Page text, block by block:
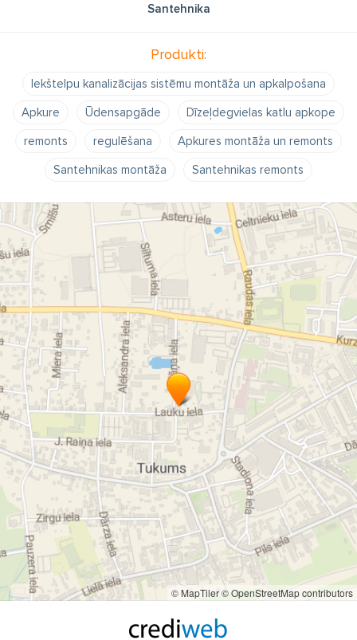
Santehnika
Produkti:
Iekštelpu kanalizācijas sistēmu montāža un apkalpošana
Apkure
Ūdensapgāde
Dīzeļdegvielas katlu apkope
remonts
regulēšana
Apkures montāža un remonts
Santehnikas montāža
Santehnikas remonts
© MapTiler© OpenStreetMap contributors